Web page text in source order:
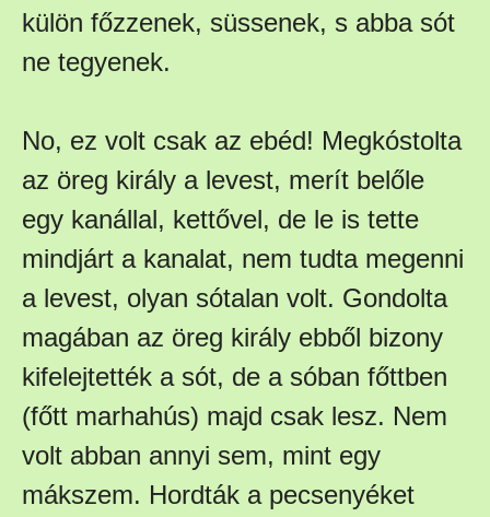
külön főzzenek, süssenek, s abba sót
ne tegyenek.
No, ez volt csak az ebéd! Megkóstolta
az öreg király a levest, merít belőle
egy kanállal, kettővel, de le is tette
mindjárt a kanalat, nem tudta megenni
a levest, olyan sótalan volt. Gondolta
magában az öreg király ebből bizony
kifelejtették a sót, de a sóban főttben
(főtt marhahús) majd csak lesz. Nem
volt abban annyi sem, mint egy
mákszem. Hordták a pecsenyéket